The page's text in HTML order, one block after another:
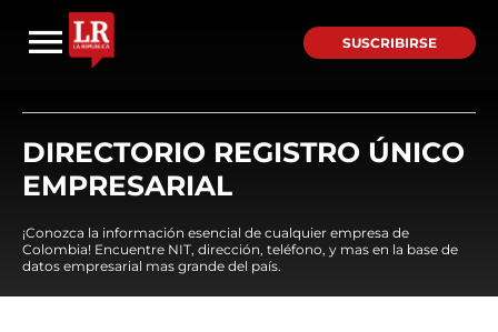
SUSCRIBIRSE
DIRECTORIO REGISTRO ÚNICO
EMPRESARIAL
¡Conozca la información esencial de cualquier empresa de
Colombia! Encuentre NIT, dirección, teléfono, y mas en la base de
datos empresarial mas grande del país.